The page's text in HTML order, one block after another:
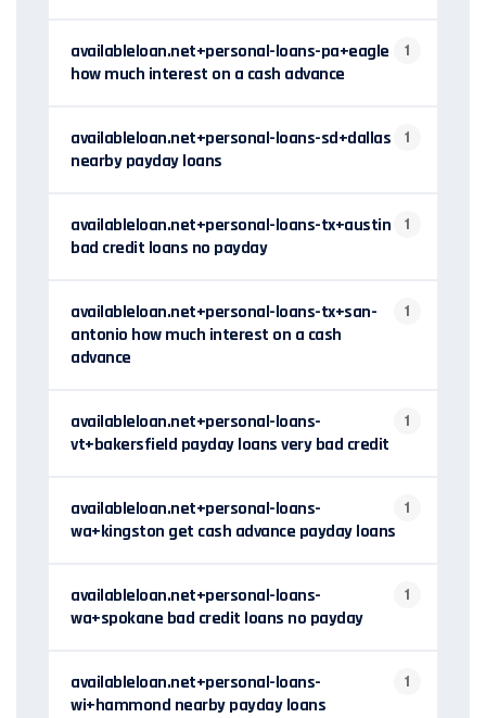
availableloan.net+personal-loans-pa+eagle
how much interest on a cash advance
1
availableloan.net+personal-loans-sd+dallas
nearby payday loans
1
availableloan.net+personal-loans-tx+austin
bad credit loans no payday
1
availableloan.net+personal-loans-tx+san-
antonio how much interest on a cash
advance
1
availableloan.net+personal-loans-
vt+bakersfield payday loans very bad credit
1
availableloan.net+personal-loans-
wa+kingston get cash advance payday loans
1
availableloan.net+personal-loans-
wa+spokane bad credit loans no payday
1
availableloan.net+personal-loans-
wi+hammond nearby payday loans
1